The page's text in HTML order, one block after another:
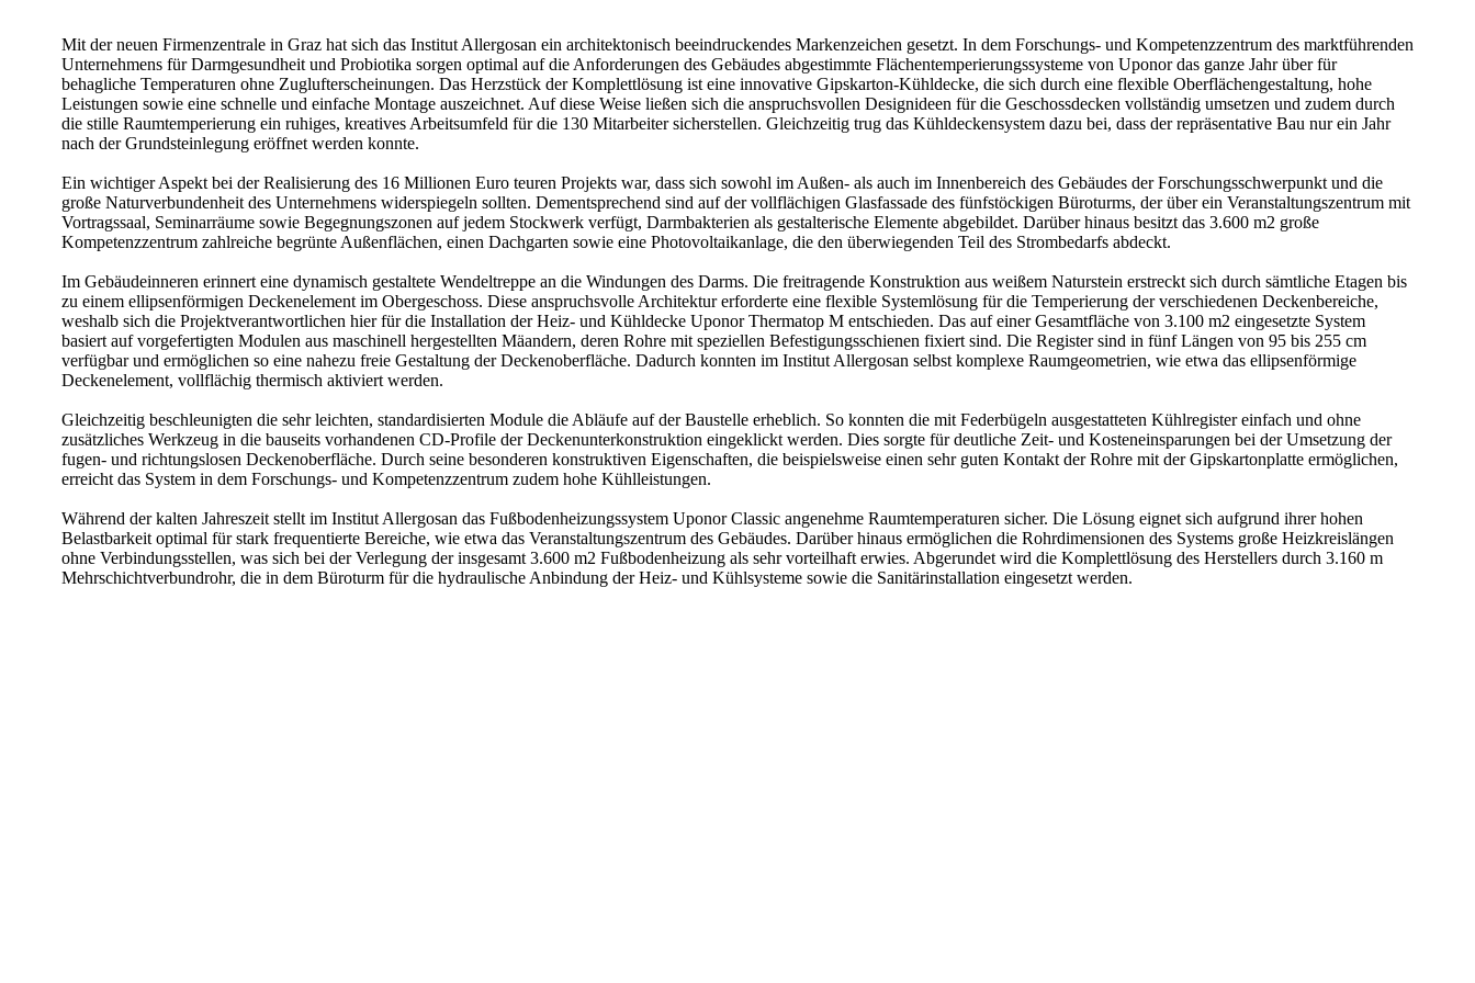
Mit der neuen Firmenzentrale in Graz hat sich das Institut Allergosan ein architektonisch beeindruckendes Markenzeichen gesetzt. In dem Forschungs- und Kompetenzzentrum des marktführenden
Unternehmens für Darmgesundheit und Probiotika sorgen optimal auf die Anforderungen des Gebäudes abgestimmte Flächentemperierungssysteme von Uponor das ganze Jahr über für
behagliche Temperaturen ohne Zuglufterscheinungen. Das Herzstück der Komplettlösung ist eine innovative Gipskarton-Kühldecke, die sich durch eine flexible Oberflächengestaltung, hohe
Leistungen sowie eine schnelle und einfache Montage auszeichnet. Auf diese Weise ließen sich die anspruchsvollen Designideen für die Geschossdecken vollständig umsetzen und zudem durch
die stille Raumtemperierung ein ruhiges, kreatives Arbeitsumfeld für die 130 Mitarbeiter sicherstellen. Gleichzeitig trug das Kühldeckensystem dazu bei, dass der repräsentative Bau nur ein Jahr
nach der Grundsteinlegung eröffnet werden konnte.
Ein wichtiger Aspekt bei der Realisierung des 16 Millionen Euro teuren Projekts war, dass sich sowohl im Außen- als auch im Innenbereich des Gebäudes der Forschungsschwerpunkt und die
große Naturverbundenheit des Unternehmens widerspiegeln sollten. Dementsprechend sind auf der vollflächigen Glasfassade des fünfstöckigen Büroturms, der über ein Veranstaltungszentrum mit
Vortragssaal, Seminarräume sowie Begegnungszonen auf jedem Stockwerk verfügt, Darmbakterien als gestalterische Elemente abgebildet. Darüber hinaus besitzt das 3.600 m2 große
Kompetenzzentrum zahlreiche begrünte Außenflächen, einen Dachgarten sowie eine Photovoltaikanlage, die den überwiegenden Teil des Strombedarfs abdeckt.
Im Gebäudeinneren erinnert eine dynamisch gestaltete Wendeltreppe an die Windungen des Darms. Die freitragende Konstruktion aus weißem Naturstein erstreckt sich durch sämtliche Etagen bis
zu einem ellipsenförmigen Deckenelement im Obergeschoss. Diese anspruchsvolle Architektur erforderte eine flexible Systemlösung für die Temperierung der verschiedenen Deckenbereiche,
weshalb sich die Projektverantwortlichen hier für die Installation der Heiz- und Kühldecke Uponor Thermatop M entschieden. Das auf einer Gesamtfläche von 3.100 m2 eingesetzte System
basiert auf vorgefertigten Modulen aus maschinell hergestellten Mäandern, deren Rohre mit speziellen Befestigungsschienen fixiert sind. Die Register sind in fünf Längen von 95 bis 255 cm
verfügbar und ermöglichen so eine nahezu freie Gestaltung der Deckenoberfläche. Dadurch konnten im Institut Allergosan selbst komplexe Raumgeometrien, wie etwa das ellipsenförmige
Deckenelement, vollflächig thermisch aktiviert werden.
Gleichzeitig beschleunigten die sehr leichten, standardisierten Module die Abläufe auf der Baustelle erheblich. So konnten die mit Federbügeln ausgestatteten Kühlregister einfach und ohne
zusätzliches Werkzeug in die bauseits vorhandenen CD-Profile der Deckenunterkonstruktion eingeklickt werden. Dies sorgte für deutliche Zeit- und Kosteneinsparungen bei der Umsetzung der
fugen- und richtungslosen Deckenoberfläche. Durch seine besonderen konstruktiven Eigenschaften, die beispielsweise einen sehr guten Kontakt der Rohre mit der Gipskartonplatte ermöglichen,
erreicht das System in dem Forschungs- und Kompetenzzentrum zudem hohe Kühlleistungen.
Während der kalten Jahreszeit stellt im Institut Allergosan das Fußbodenheizungssystem Uponor Classic angenehme Raumtemperaturen sicher. Die Lösung eignet sich aufgrund ihrer hohen
Belastbarkeit optimal für stark frequentierte Bereiche, wie etwa das Veranstaltungszentrum des Gebäudes. Darüber hinaus ermöglichen die Rohrdimensionen des Systems große Heizkreislängen
ohne Verbindungsstellen, was sich bei der Verlegung der insgesamt 3.600 m2 Fußbodenheizung als sehr vorteilhaft erwies. Abgerundet wird die Komplettlösung des Herstellers durch 3.160 m
Mehrschichtverbundrohr, die in dem Büroturm für die hydraulische Anbindung der Heiz- und Kühlsysteme sowie die Sanitärinstallation eingesetzt werden.